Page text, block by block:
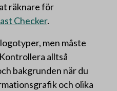
räknare för
Checker.
men måste
alltså
bakgrunden när du
och olika